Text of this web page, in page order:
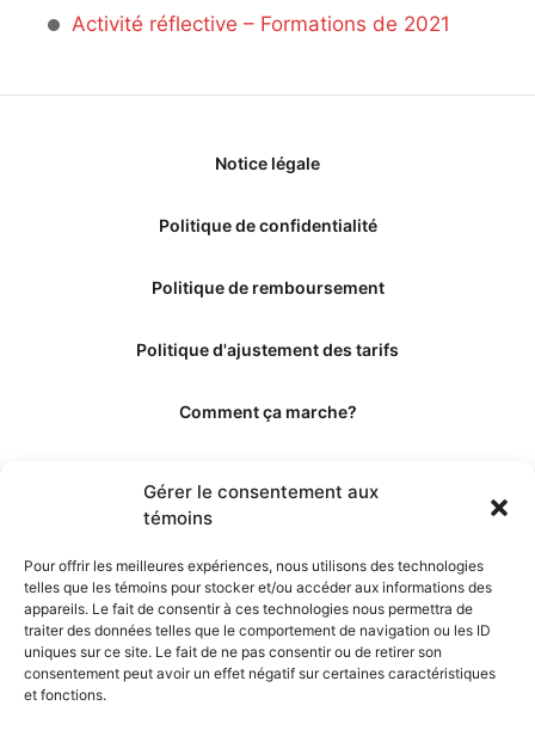
Gérer le consentement aux
témoins
Pour offrir les meilleures expériences, nous utilisons des technologies
telles que les témoins pour stocker et/ou accéder aux informations des
appareils. Le fait de consentir à ces technologies nous permettra de
traiter des données telles que le comportement de navigation ou les ID
uniques sur ce site. Le fait de ne pas consentir ou de retirer son
consentement peut avoir un effet négatif sur certaines caractéristiques
et fonctions.
Activité réflective – Formations de 2021
Notice légale
Politique de confidentialité
Politique de remboursement
Politique d'ajustement des tarifs
Comment ça marche?
Les éditeurs
Les experts et collaborateurs